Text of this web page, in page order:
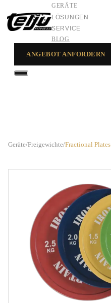
GERÄTE
LÖSUNGEN
SERVICE
BLOG
ANGEBOT ANFORDERN
Geräte/Freigewichte/Fractional Plates